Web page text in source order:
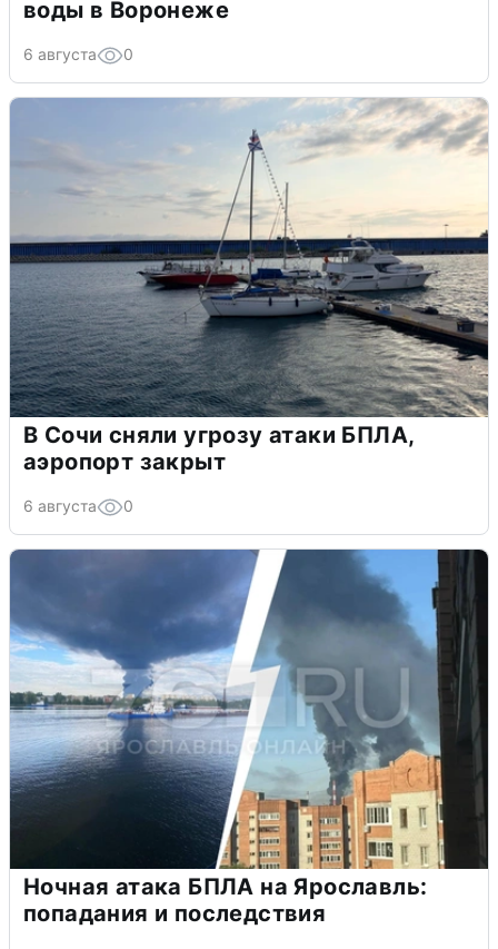
воды в Воронеже
6 августа 0
В Сочи сняли угрозу атаки БПЛА,
аэропорт закрыт
6 августа 0
Ночная атака БПЛА на Ярославль:
попадания и последствия